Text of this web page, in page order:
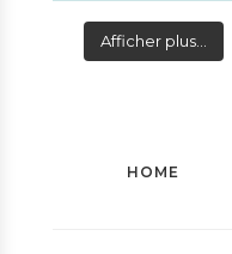
Afficher plus...
HOME